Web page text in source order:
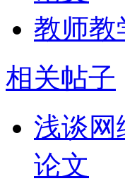
教师教
相关帖子
浅谈网
论文